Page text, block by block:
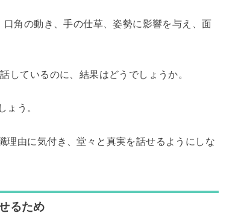
角の動き、手の仕草、姿勢に影響を与え、面
しているのに、結果はどうでしょうか。
ょう。
理由に気付き、堂々と真実を話せるようにしな
るため